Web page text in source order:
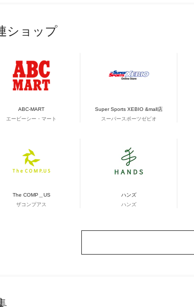
ショップ
ABC-MART
エービーシー・マート
Super Sports XEBIO &mall店
スーパースポーツゼビオ
The COMP＿US
ザコンプアス
ハンズ
ハンズ